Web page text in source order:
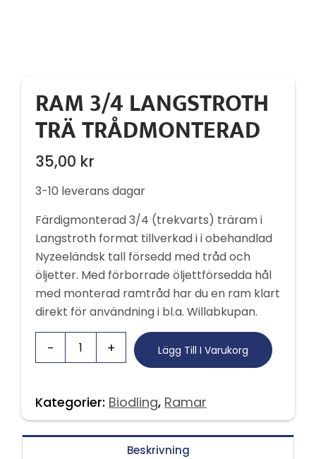
RAM 3/4 LANGSTROTH
TRÄ TRÅDMONTERAD
35,00 kr
3-10 leverans dagar
Färdigmonterad 3/4 (trekvarts) träram i
Langstroth format tillverkad i i obehandlad
Nyzeeländsk tall försedd med tråd och
öljetter. Med förborrade öljettförsedda hål
med monterad ramtråd har du en ram klart
direkt för användning i bl.a. Willabkupan.
Lägg Till I Varukorg
Kategorier: Biodling, Ramar
Beskrivning